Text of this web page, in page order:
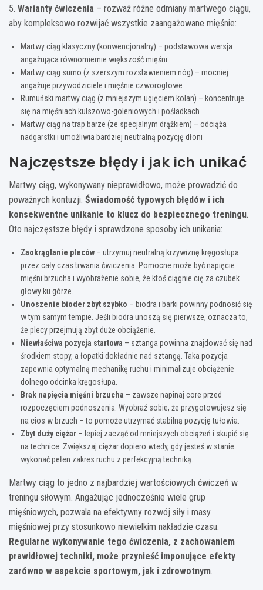
5. Warianty ćwiczenia – rozważ różne odmiany martwego ciągu,
aby kompleksowo rozwijać wszystkie zaangażowane mięśnie:
Martwy ciąg klasyczny (konwencjonalny) – podstawowa wersja
angażująca równomiernie większość mięśni
Martwy ciąg sumo (z szerszym rozstawieniem nóg) – mocniej
angażuje przywodziciele i mięśnie czworogłowe
Rumuński martwy ciąg (z mniejszym ugięciem kolan) – koncentruje
się na mięśniach kulszowo-goleniowych i pośladkach
Martwy ciąg na trap barze (ze specjalnym drążkiem) – odciąża
nadgarstki i umożliwia bardziej neutralną pozycję dłoni
Najczęstsze błędy i jak ich unikać
Martwy ciąg, wykonywany nieprawidłowo, może prowadzić do
poważnych kontuzji. Świadomość typowych błędów i ich
konsekwentne unikanie to klucz do bezpiecznego treningu.
Oto najczęstsze błędy i sprawdzone sposoby ich unikania:
Zaokrąglanie pleców – utrzymuj neutralną krzywiznę kręgosłupa
przez cały czas trwania ćwiczenia. Pomocne może być napięcie
mięśni brzucha i wyobrażenie sobie, że ktoś ciągnie cię za czubek
głowy ku górze.
Unoszenie bioder zbyt szybko – biodra i barki powinny podnosić się
w tym samym tempie. Jeśli biodra unoszą się pierwsze, oznacza to,
że plecy przejmują zbyt duże obciążenie.
Niewłaściwa pozycja startowa – sztanga powinna znajdować się nad
środkiem stopy, a łopatki dokładnie nad sztangą. Taka pozycja
zapewnia optymalną mechanikę ruchu i minimalizuje obciążenie
dolnego odcinka kręgosłupa.
Brak napięcia mięśni brzucha – zawsze napinaj core przed
rozpoczęciem podnoszenia. Wyobraź sobie, że przygotowujesz się
na cios w brzuch – to pomoże utrzymać stabilną pozycję tułowia.
Zbyt duży ciężar – lepiej zacząć od mniejszych obciążeń i skupić się
na technice. Zwiększaj ciężar dopiero wtedy, gdy jesteś w stanie
wykonać pełen zakres ruchu z perfekcyjną techniką.
Martwy ciąg to jedno z najbardziej wartościowych ćwiczeń w
treningu siłowym. Angażując jednocześnie wiele grup
mięśniowych, pozwala na efektywny rozwój siły i masy
mięśniowej przy stosunkowo niewielkim nakładzie czasu.
Regularne wykonywanie tego ćwiczenia, z zachowaniem
prawidłowej techniki, może przynieść imponujące efekty
zarówno w aspekcie sportowym, jak i zdrowotnym.